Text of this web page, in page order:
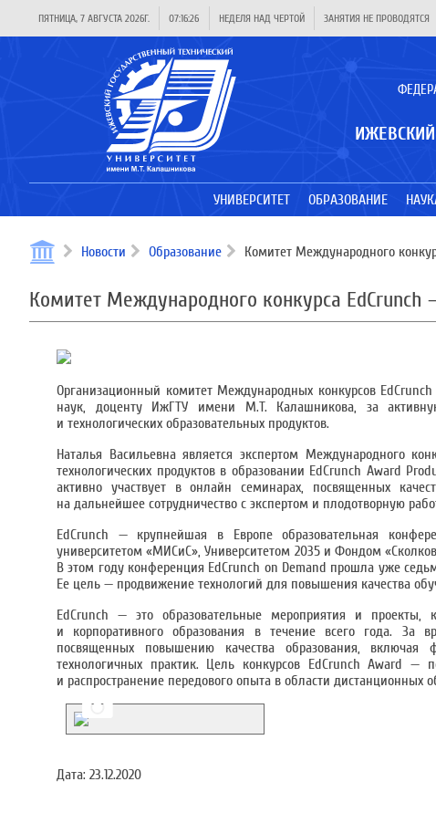
ПЯТНИЦА, 7 АВГУСТА 2026Г. 07:16:26 НЕДЕЛЯ НАД ЧЕРТОЙ ЗАНЯТИЯ НЕ ПРОВОДЯТСЯ
УНИВЕРСИТЕТ ОБРАЗОВАНИЕ
Новости Образование Комитет Международного
Комитет Международного конкурса EdCrunch
Организационный комитет Международных конкурсов
наук, доценту ИжГТУ имени М.Т. Калашникова, за
и технологических образовательных продуктов.
Наталья Васильевна является экспертом Международного
технологических продуктов в образовании EdCrunch Award
активно участвует в онлайн семинарах, посвященных
на дальнейшее сотрудничество с экспертом и плодотворную
EdCrunch — крупнейшая в Европе образовательная
университетом «МИСиС», Университетом 2035 и Фондом
В этом году конференция EdCrunch on Demand прошла уже
Ее цель — продвижение технологий для повышения качества
EdCrunch — это образовательные мероприятия и проекты,
и корпоративного образования в течение всего года. За
посвященных повышению качества образования,
технологичных практик. Цель конкурсов EdCrunch Award —
и распространение передового опыта в области дистанционных
Дата: 23.12.2020